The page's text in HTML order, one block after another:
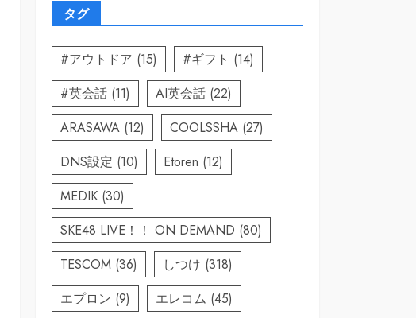
タグ
#アウトドア (15) #ギフト (14)
#英会話 (11) AI英会話 (22)
ARASAWA (12) COOLSSHA (27)
DNS設定 (10) Etoren (12)
MEDIK (30)
SKE48 LIVE！！ ON DEMAND (80)
TESCOM (36) しつけ (318)
エプロン (9) エレコム (45)